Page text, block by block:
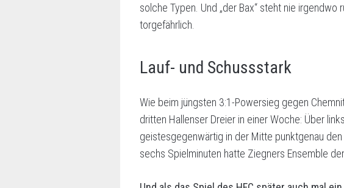
solche Typen. Und „der Bax“ steht nie
torgefährlich.
Lauf- und Schussstark
Wie beim jüngsten 3:1-Powersieg gegen
dritten Hallenser Dreier in einer Woche: Über
geistesgegenwärtig in der Mitte punktgenau
sechs Spielminuten hatte Ziegners Ensemble